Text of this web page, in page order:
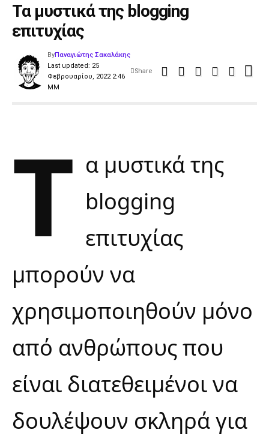
Τα μυστικά της blogging
επιτυχίας
Last updated: 25
Φεβρουαρίου, 2022 2:46
ΜΜ
ByΠαναγιώτης Σακαλάκης
Share
Τ α μυστικά της
blogging
επιτυχίας
μπορούν να
χρησιμοποιηθούν μόνο
από ανθρώπους που
είναι διατεθειμένοι να
δουλέψουν σκληρά για